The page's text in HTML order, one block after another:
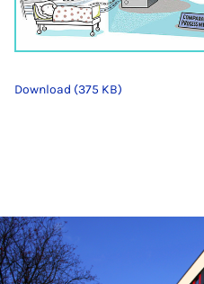
Download (375 KB)